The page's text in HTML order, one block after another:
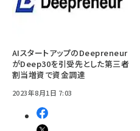
AIスタートアップのDeepreneur
がDeep30を引受先とした第三者
割当増資で資金調達
2023年8月1日 7:03